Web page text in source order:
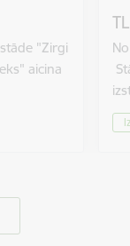
"Zirgi
aicina